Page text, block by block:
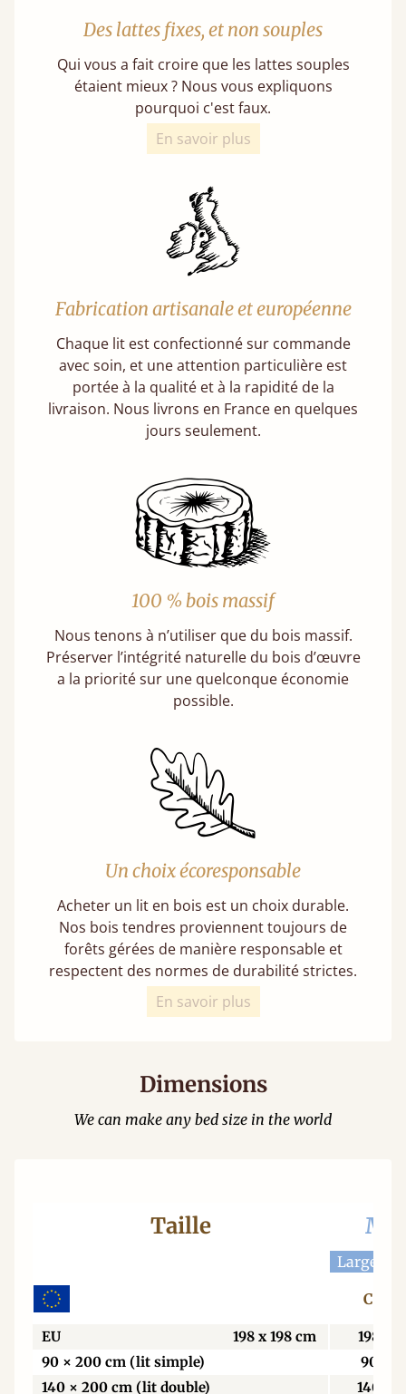
Des lattes fixes, et non souples
Qui vous a fait croire que les lattes souples
étaient mieux ? Nous vous expliquons
pourquoi c'est faux.
En savoir plus
Fabrication artisanale et européenne
Chaque lit est confectionné sur commande
avec soin, et une attention particulière est
portée à la qualité et à la rapidité de la
livraison. Nous livrons en France en quelques
jours seulement.
100 % bois massif
Nous tenons à n’utiliser que du bois massif.
Préserver l’intégrité naturelle du bois d’œuvre
a la priorité sur une quelconque économie
possible.
Un choix écoresponsable
Acheter un lit en bois est un choix durable.
Nos bois tendres proviennent toujours de
forêts gérées de manière responsable et
respectent des normes de durabilité strictes.
En savoir plus
Dimensions
We can make any bed size in the world
Taille
Largeur
EU 198 x 198 cm 198
90 × 200 cm (lit simple)
90
140 × 200 cm (lit double)
140